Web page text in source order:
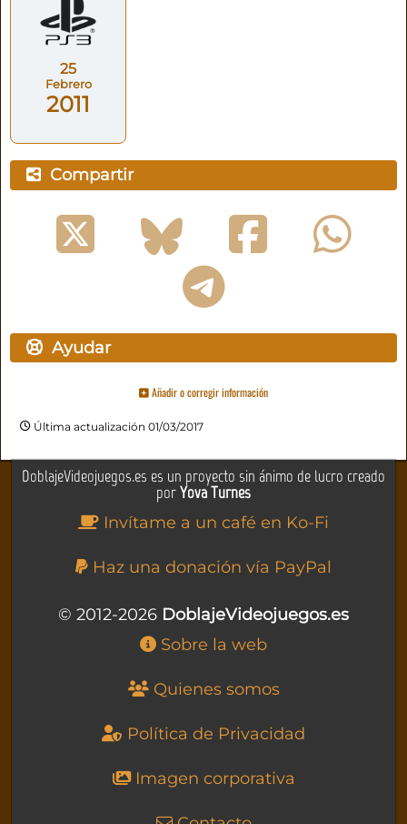
25
Febrero
2011
Compartir
Ayudar
Añadir o corregir información
Última actualización 01/03/2017
DoblajeVideojuegos.es es un proyecto sin ánimo de lucro creado
porYova Turnes
Invítame a un café en Ko-Fi
Haz una donación vía PayPal
© 2012-2026 DoblajeVideojuegos.es
Sobre la web
Quienes somos
Política de Privacidad
Imagen corporativa